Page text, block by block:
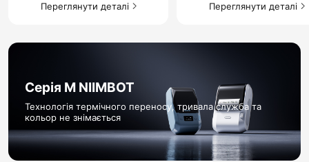
Переглянути деталі Переглянути деталі
Серія M NIIMBOT
Технологія термічного переносу, тривала служба та
кольор не знімається